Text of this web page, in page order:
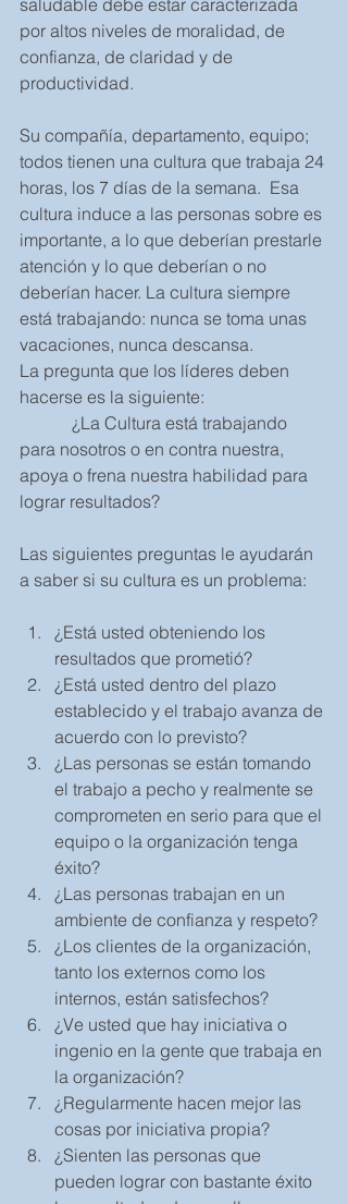
saludable debe estar caracterizada
por altos niveles de moralidad, de
confianza, de claridad y de
productividad.
Su compañía, departamento, equipo;
todos tienen una cultura que trabaja 24
horas, los 7 días de la semana.  Esa
cultura induce a las personas sobre es
importante, a lo que deberían prestarle
atención y lo que deberían o no
deberían hacer. La cultura siempre
está trabajando: nunca se toma unas
vacaciones, nunca descansa.
La pregunta que los líderes deben
hacerse es la siguiente:
para nosotros o en contra nuestra,
apoya o frena nuestra habilidad para
lograr resultados?
Las siguientes preguntas le ayudarán
a saber si su cultura es un problema:
¿Está usted obteniendo los
resultados que prometió?
¿Está usted dentro del plazo
establecido y el trabajo avanza de
acuerdo con lo previsto?
¿Las personas se están tomando
el trabajo a pecho y realmente se
comprometen en serio para que el
equipo o la organización tenga
éxito?
¿Las personas trabajan en un
ambiente de confianza y respeto?
¿Los clientes de la organización,
tanto los externos como los
internos, están satisfechos?
¿Ve usted que hay iniciativa o
ingenio en la gente que trabaja en
la organización?
¿Regularmente hacen mejor las
cosas por iniciativa propia?
¿Sienten las personas que
pueden lograr con bastante éxito